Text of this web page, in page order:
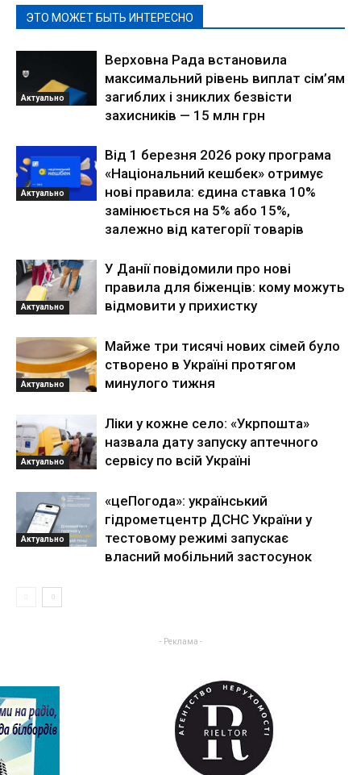
ЭТО МОЖЕТ БЫТЬ ИНТЕРЕСНО
Актуально
Верховна Рада встановила
максимальний рівень виплат сім’ям
загиблих і зниклих безвісти
захисників — 15 млн грн
Актуально
Від 1 березня 2026 року програма
«Національний кешбек» отримує
нові правила: єдина ставка 10%
замінюється на 5% або 15%,
залежно від категорії товарів
Актуально
У Данії повідомили про нові
правила для біженців: кому можуть
відмовити у прихистку
Актуально
Майже три тисячі нових сімей було
створено в Україні протягом
минулого тижня
Актуально
Ліки у кожне село: «Укрпошта»
назвала дату запуску аптечного
сервісу по всій Україні
Актуально
«цеПогода»: український
гідрометцентр ДСНС України у
тестовому режимі запускає
власний мобільний застосунок
- Реклама -